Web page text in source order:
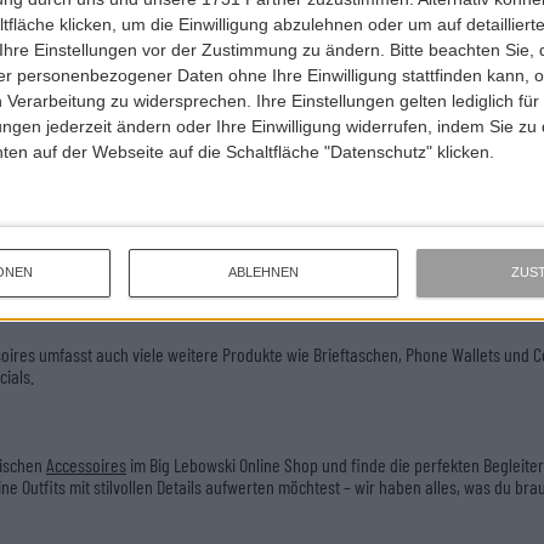
klicken, um die Einwilligung abzulehnen oder um auf
Einstellungen vor der Zustimmung zu ändern.
Bitte beachten Sie,
personenbezogener Daten ohne Ihre Einwilligung stattfinden kann,
Verarbeitung zu widersprechen. Ihre Einstellungen gelten lediglich
jederzeit ändern oder Ihre Einwilligung widerrufen, indem Sie zu
auf der Webseite auf die Schaltfläche "Datenschutz" klicken.
ABLEHNEN
wir haben die richtige Auswahl für dich. Stöbere und finde Belts von
sind nicht nur funktional, sondern auch äußerst modisch. Sie bieten
Reisen. Entdecke die Vielfalt an Designs und wähle deinen neuen
mehr.
oft unterschätztes Accessoire, das deinen Tragekomfort erheblich
und deinem Outfit passen. Wir bieten dir Socken von
CarharttWIPund
umfasst auch viele weitere Produkte wie Brieftaschen, Phone Wallets und
Accessoires im Big Lebowski Online Shop und finde die perfekten
Outfits mit stilvollen Details aufwerten möchtest – wir haben alles, was du